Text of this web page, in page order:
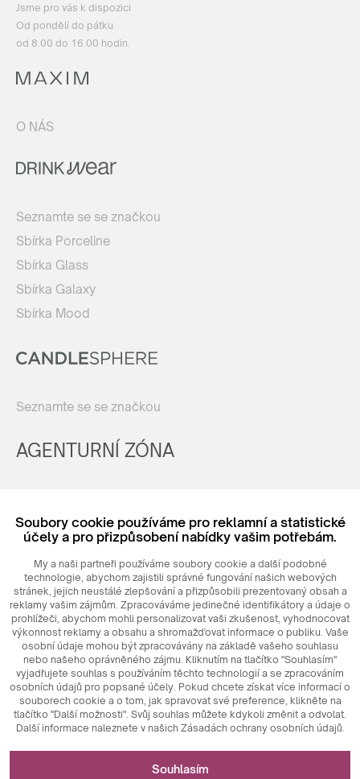
Jsme pro vás k dispozici
Od pondělí do pátku
od 8.00 do 16.00 hodin.
O NÁS
Seznamte se se značkou
Sbírka Porceline
Sbírka Glass
Sbírka Galaxy
Sbírka Mood
Seznamte se se značkou
AGENTURNÍ ZÓNA
Login
© 2026MAXIM Ceramics Sp. z o. o.
Soubory cookie používáme pro reklamní a statistické
účely a pro přizpůsobení nabídky vašim potřebám.
My a naši partneři používáme soubory cookie a další podobné
technologie, abychom zajistili správné fungování našich webových
stránek, jejich neustálé zlepšování a přizpůsobili prezentovaný obsah a
reklamy vašim zájmům. Zpracováváme jedinečné identifikátory a údaje o
prohlížeči, abychom mohli personalizovat vaši zkušenost, vyhodnocovat
výkonnost reklamy a obsahu a shromažďovat informace o publiku. Vaše
osobní údaje mohou být zpracovávány na základě vašeho souhlasu
nebo našeho oprávněného zájmu. Kliknutím na tlačítko "Souhlasím"
vyjadřujete souhlas s používáním těchto technologií a se zpracováním
osobních údajů pro popsané účely. Pokud chcete získat více informací o
souborech cookie a o tom, jak spravovat své preference, klikněte na
tlačítko "Další možnosti". Svůj souhlas můžete kdykoli změnit a odvolat.
Další informace naleznete v našich Zásadách ochrany osobních údajů.
Nezbytné pro fungování webových stránek
Souhlasím